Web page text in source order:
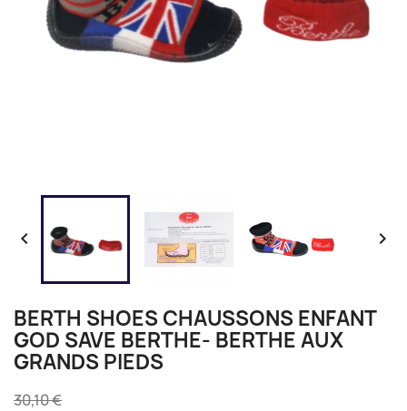
 
BERTH SHOES CHAUSSONS ENFANT
GOD SAVE BERTHE- BERTHE AUX
GRANDS PIEDS
30,10 €